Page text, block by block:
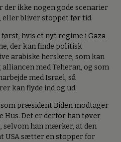
der ikke nogen gode scenarier
eller bliver stoppet før tid.
hvis et nyt regime i Gaza
der kan finde politisk
arabiske herskere, som kan
med Teheran, og som
med Israel, så
kan flyde ind og ud.
præsident Biden modtager
Hus. Det er derfor han tøver
selvom han mærker, at den
USA sætter en stopper for